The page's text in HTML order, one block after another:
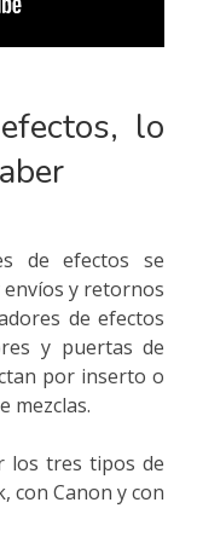
lo
de efectos se
envíos y retornos
de efectos
y puertas de
por inserto o
mezclas.
los tres tipos de
con Canon y con